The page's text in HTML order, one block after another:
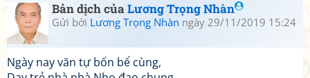
Bản dịch củaLương Trọng Nhàn
Gửi bởi Lương Trọng Nhàn ngày 29/11/2019 15:24
Ngày nay văn tự bốn bể cùng,